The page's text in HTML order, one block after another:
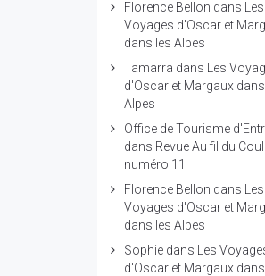
Florence Bellon dans
Les
Voyages d'Oscar et
dans les Alpes
Tamarra dans
Les
d'Oscar et Margaux
Alpes
Office de Tourisme
dans Revue Au fil du
numéro 11
Florence Bellon dans
Les
Voyages d'Oscar et
dans les Alpes
Sophiedans
Les
d'Oscar et Margaux